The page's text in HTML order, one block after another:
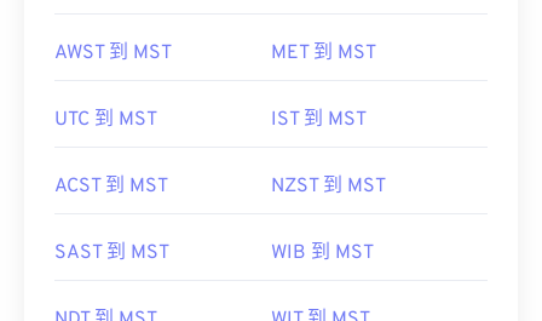
AWST 到 MST MET 到 MST
UTC 到 MST IST 到 MST
ACST 到 MST NZST 到 MST
SAST 到 MST WIB 到 MST